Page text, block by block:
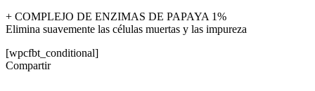
+ COMPLEJO DE ENZIMAS DE PAPAYA 1%
Elimina suavemente las células muertas y las impureza
[wpcfbt_conditional]
Compartir